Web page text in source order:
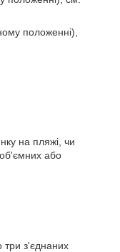
положенні),
на пляжі, чи
об'ємних або
три з'єднаних